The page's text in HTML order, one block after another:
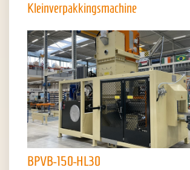
Kleinverpakkingsmachine
BPVB-150-HL30